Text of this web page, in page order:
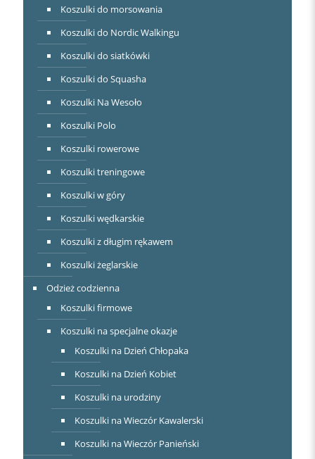
Koszulki do morsowania
Koszulki do Nordic Walkingu
Koszulki do siatkówki
Koszulki do Squasha
Koszulki Na Wesoło
Koszulki Polo
Koszulki rowerowe
Koszulki treningowe
Koszulki w góry
Koszulki wędkarskie
Koszulki z długim rękawem
Koszulki żeglarskie
Odzież codzienna
Koszulki firmowe
Koszulki na specjalne okazje
Koszulki na Dzień Chłopaka
Koszulki na Dzień Kobiet
Koszulki na urodziny
Koszulki na Wieczór Kawalerski
Koszulki na Wieczór Panieński